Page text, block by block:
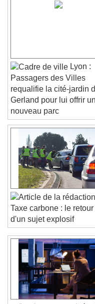
Video Player is
Play Video
Play
Skip
Unmute
Lyon :
Passagers des Villes
requalifie la cité-jardin
Gerland pour lui offrir un
nouveau parc
Taxe carbone : le retour
d'un sujet explosif